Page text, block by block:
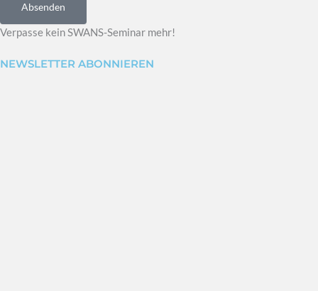
Absenden
Verpasse kein SWANS-Seminar mehr!
NEWSLETTER ABONNIEREN